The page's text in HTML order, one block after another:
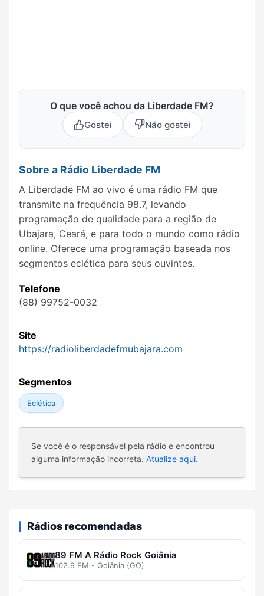
O que você achou da Liberdade FM?
Gostei Não gostei
Sobre a Rádio Liberdade FM
A Liberdade FM ao vivo é uma rádio FM que
transmite na frequência 98.7, levando
programação de qualidade para a região de
Ubajara, Ceará, e para todo o mundo como rádio
online. Oferece uma programação baseada nos
segmentos eclética para seus ouvintes.
Telefone
(88) 99752-0032
Site
https://radioliberdadefmubajara.com
Segmentos
Eclética
Se você é o responsável pela rádio e encontrou
alguma informação incorreta. Atualize aqui.
Rádios recomendadas
89 FM A Rádio Rock Goiânia
102.9 FM - Goiânia (GO)